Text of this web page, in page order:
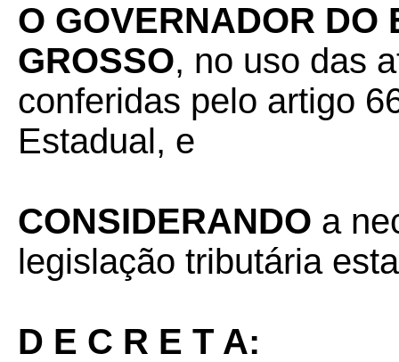
O GOVERNADOR DO
GROSSO, no uso das
conferidas pelo artigo
Estadual, e
CONSIDERANDO a
legislação tributária
D E C R E T A: